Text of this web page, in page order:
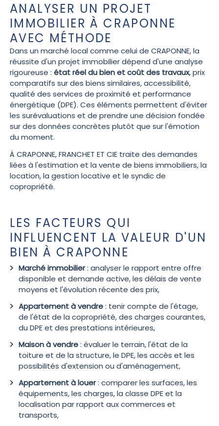
ANALYSER UN PROJET
IMMOBILIER À CRAPONNE
AVEC MÉTHODE
Dans un marché local comme celui de CRAPONNE, la
réussite d'un projet immobilier dépend d'une analyse
rigoureuse : état réel du bien et coût des travaux, prix
comparatifs sur des biens similaires, accessibilité,
qualité des services de proximité et performance
énergétique (DPE). Ces éléments permettent d'éviter
les surévaluations et de prendre une décision fondée
sur des données concrètes plutôt que sur l'émotion
du moment.
À CRAPONNE, FRANCHET ET CIE traite des demandes
liées à l'estimation et la vente de biens immobiliers, la
location, la gestion locative et le syndic de
copropriété.
LES FACTEURS QUI
INFLUENCENT LA VALEUR D'UN
BIEN À CRAPONNE
Marché immobilier: analyser le rapport entre offre
disponible et demande active, les délais de vente
moyens et l'évolution récente des prix,
Appartement à vendre: tenir compte de l'étage,
de l'état de la copropriété, des charges courantes,
du DPE et des prestations intérieures,
Maison à vendre: évaluer le terrain, l'état de la
toiture et de la structure, le DPE, les accès et les
possibilités d'extension ou d'aménagement,
Appartement à louer: comparer les surfaces, les
équipements, les charges, la classe DPE et la
localisation par rapport aux commerces et
transports,